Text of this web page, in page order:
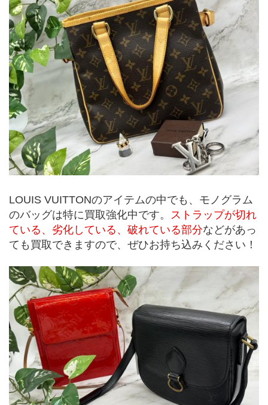
LOUIS VUITTONのアイテムの中でも、モノグラム
のバッグは特に買取強化中です。
ストラップが切れ
ている、劣化している、破れている部分などがあっ
ても買取できますので、ぜひお持ち込みください！